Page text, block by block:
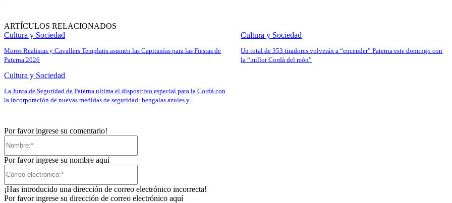
ARTÍCULOS RELACIONADOS
Cultura y Sociedad
Moros Realistas y Cavallers Templaris asumen las Capitanías para las Fiestas de
Paterna 2026
Cultura y Sociedad
Un total de 353 tiradores volverán a “encender” Paterna este domingo con
la “millor Cordà del món”
Cultura y Sociedad
La Junta de Seguridad de Paterna ultima el dispositivo especial para la Cordà con
la incorporación de nuevas medidas de seguridad: bengalas azules y...
Por favor ingrese su comentario!
Por favor ingrese su nombre aquí
¡Has introducido una dirección de correo electrónico incorrecta!
Por favor ingrese su dirección de correo electrónico aquí